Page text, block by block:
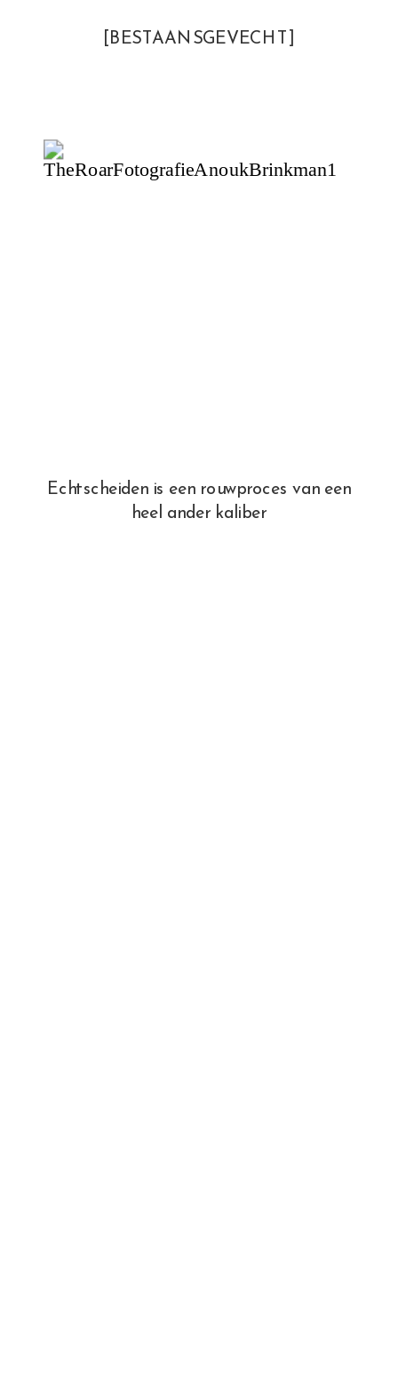
[BESTAANSGEVECHT]
Echtscheiden is een rouwproces van een
heel ander kaliber